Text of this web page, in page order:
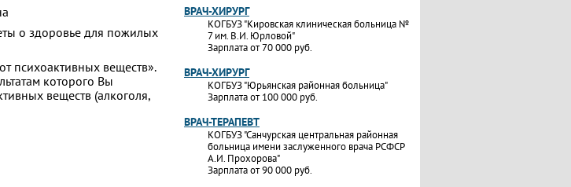
о здоровье для пожилых
психоактивных веществ».
которого Вы
веществ (алкоголя,
ВРАЧ-ХИРУРГ
КОГБУЗ "Кировская клиническая больница №
7 им. В.И. Юрловой"
Зарплата от 70 000 руб.
ВРАЧ-ХИРУРГ
КОГБУЗ "Юрьянская районная больница"
Зарплата от 100 000 руб.
ВРАЧ-ТЕРАПЕВТ
КОГБУЗ "Санчурская центральная районная
больница имени заслуженного врача РСФСР
А.И. Прохорова"
Зарплата от 90 000 руб.